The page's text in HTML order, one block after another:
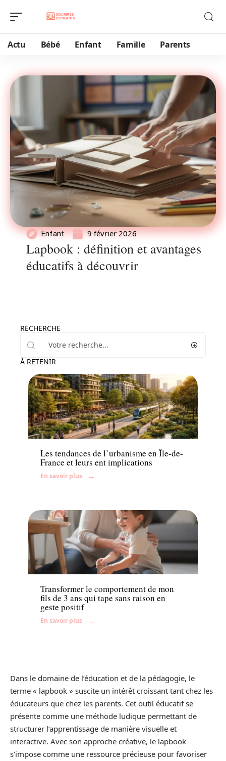
Actu Bébé Enfant Famille Parents
Enfant 9 février 2026
Lapbook : définition et avantages
éducatifs à découvrir
RECHERCHE
À RETENIR
Actu
Les tendances de l’urbanisme en Île-de-
France et leurs ent implications
En savoir plus
Parents
Transformer le comportement de mon
fils de 3 ans qui tape sans raison en
geste positif
En savoir plus
Dans le domaine de l’éducation et de la pédagogie, le
terme « lapbook » suscite un intérêt croissant tant chez les
éducateurs que chez les parents. Cet outil éducatif se
présente comme une méthode ludique permettant de
structurer l’apprentissage de manière visuelle et
interactive. Avec son approche créative, le lapbook
s’impose comme une ressource précieuse pour favoriser